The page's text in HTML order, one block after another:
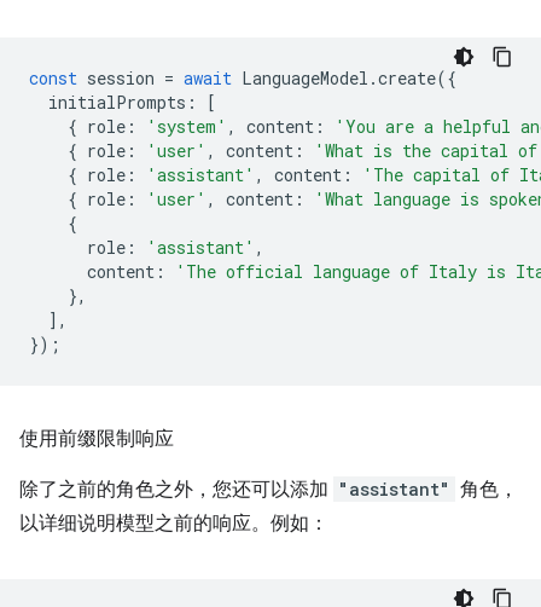
const session = await LanguageModel .create({
initialPrompts :
[
{ role : 'system' , content :
'You are a helpful
{ role : 'user' , content :
'What is the capital
{ role : 'assistant' , content :
'The capital of
{ role : 'user' , content :
'What language is
{
role : 'assistant' ,
content :
'The official language of Italy is
},
],
});
使用前缀限制响应
除了之前的角色之外，您还可以添加 "assistant" 角色，
以详细说明模型之前的响应。例如：